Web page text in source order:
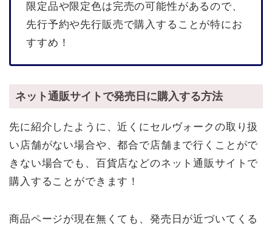
限定品や限定色は完売の可能性があるので、
先行予約や先行販売で購入することが特にお
すすめ！
ネット通販サイトで発売日に購入する方法
先に紹介したように、近くにセルヴォークの取り扱
い店舗がない場合や、都合で店舗まで行くことがで
きない場合でも、百貨店などのネット通販サイトで
購入することができます！
商品ページが現在無くても、発売日が近づいてくる